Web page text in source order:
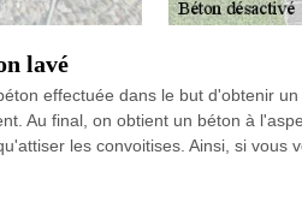
lavé
effectuée dans le but d'obtenir
Au final, on obtient un béton à
les convoitises. Ainsi, si